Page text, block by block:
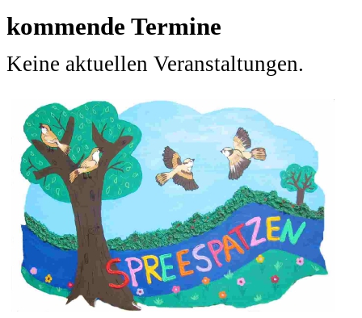
kommende Termine
Keine aktuellen Veranstaltungen.